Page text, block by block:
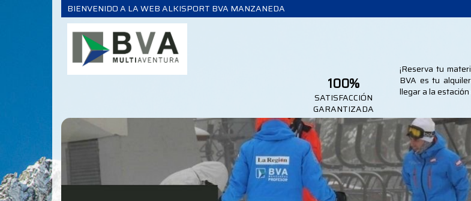
BIENVENIDO A LA WEB ALKISPORT BVA MANZANEDA
100%
SATISFACCIÓN
GARANTIZADA
¡Reserva tu
BVA es tu
llegar a la